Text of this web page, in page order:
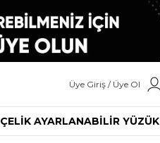
ÇELİK AYARLANABİLİR YÜZÜK
Üye Giriş / Üye Ol